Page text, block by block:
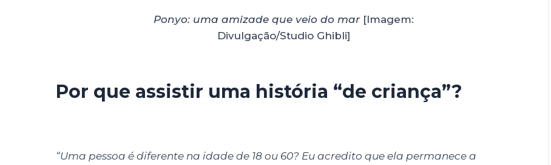
Ponyo: uma amizade que veio do mar[Imagem:
Divulgação/Studio Ghibli]
Por que assistir uma história “de criança”?
“Uma pessoa é diferente na idade de 18 ou 60? Eu acredito que ela permanece a